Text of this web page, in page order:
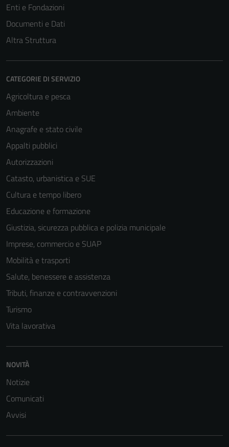
Enti e Fondazioni
Documenti e Dati
Altra Struttura
CATEGORIE DI SERVIZIO
Agricoltura e pesca
Ambiente
Anagrafe e stato civile
Appalti pubblici
Autorizzazioni
Catasto, urbanistica e SUE
Cultura e tempo libero
Educazione e formazione
Giustizia, sicurezza pubblica e polizia municipale
Imprese, commercio e SUAP
Mobilità e trasporti
Salute, benessere e assistenza
Tributi, finanze e contravvenzioni
Turismo
Vita lavorativa
NOVITÀ
Notizie
Comunicati
Avvisi
sono necessari
Questi cookie